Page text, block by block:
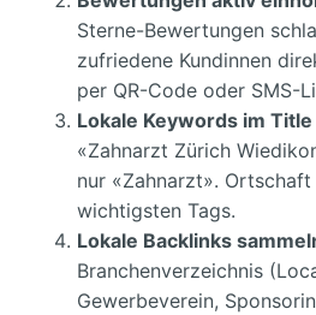
Sterne-Bewertungen
zufriedene Kundinnen
per QR-Code oder SMS-
Lokale Keywords im Title
«Zahnarzt Zürich
nur «Zahnarzt».
wichtigsten Tags.
Lokale Backlinks
Branchenverzeichnis
Gewerbeverein,